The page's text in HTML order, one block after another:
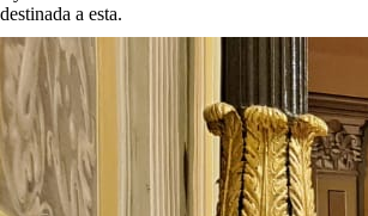
destinada a esta.